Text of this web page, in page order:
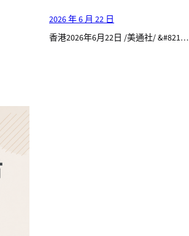
2026 年 6 月 22 日
香港2026年6月22日 /美通社/ &#821…